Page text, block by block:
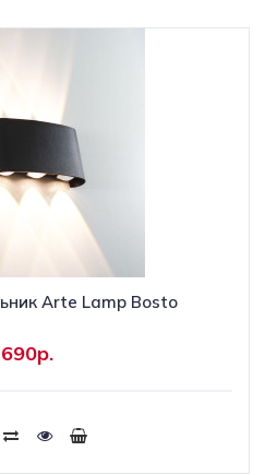
Arte Lamp Bosto
Купить